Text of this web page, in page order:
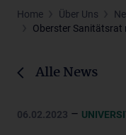
Home Über Uns
Oberster Sanitätsrat
Alle News
06.02.2023 –